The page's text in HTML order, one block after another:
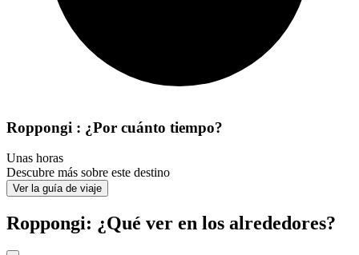
Roppongi : ¿Por cuánto tiempo?
Unas horas
Descubre más sobre este destino
Ver la guía de viaje
Roppongi: ¿Qué ver en los alrededores?